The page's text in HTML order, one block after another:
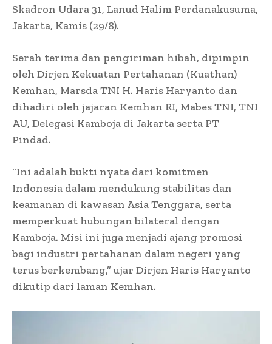
Skadron Udara 31, Lanud Halim Perdanakusuma,
Jakarta, Kamis (29/8).
Serah terima dan pengiriman hibah, dipimpin
oleh Dirjen Kekuatan Pertahanan (Kuathan)
Kemhan, Marsda TNI H. Haris Haryanto dan
dihadiri oleh jajaran Kemhan RI, Mabes TNI, TNI
AU, Delegasi Kamboja di Jakarta serta PT
Pindad.
“Ini adalah bukti nyata dari komitmen
Indonesia dalam mendukung stabilitas dan
keamanan di kawasan Asia Tenggara, serta
memperkuat hubungan bilateral dengan
Kamboja. Misi ini juga menjadi ajang promosi
bagi industri pertahanan dalam negeri yang
terus berkembang,” ujar Dirjen Haris Haryanto
dikutip dari laman Kemhan.